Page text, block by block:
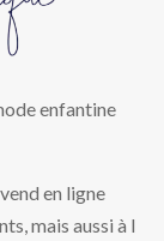
enfantine
en ligne
mais aussi à l